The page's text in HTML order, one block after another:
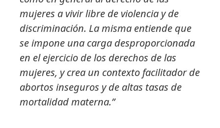
mujeres a vivir libre de violencia y de
discriminación. La misma entiende que
se impone una carga desproporcionada
en el ejercicio de los derechos de las
mujeres, y crea un contexto facilitador de
abortos inseguros y de altas tasas de
mortalidad materna.”